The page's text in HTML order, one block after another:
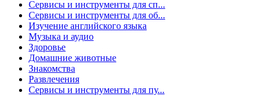
Сервисы и инструменты для сп...
Сервисы и инструменты для об...
Изучение английского языка
Музыка и аудио
Здоровье
Домашние животные
Знакомства
Развлечения
Сервисы и инструменты для пу...